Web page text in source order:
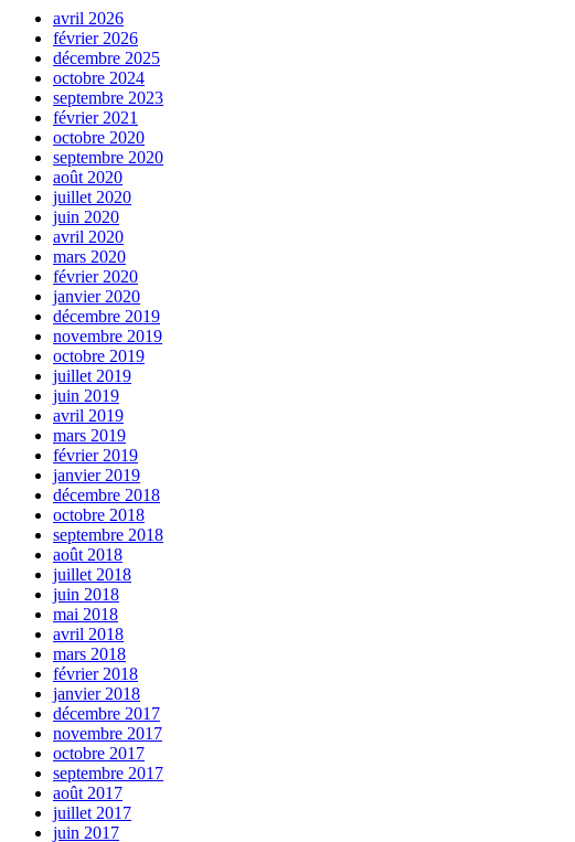
avril 2026
février 2026
décembre 2025
octobre 2024
septembre 2023
février 2021
octobre 2020
septembre 2020
août 2020
juillet 2020
juin 2020
avril 2020
mars 2020
février 2020
janvier 2020
décembre 2019
novembre 2019
octobre 2019
juillet 2019
juin 2019
avril 2019
mars 2019
février 2019
janvier 2019
décembre 2018
octobre 2018
septembre 2018
août 2018
juillet 2018
juin 2018
mai 2018
avril 2018
mars 2018
février 2018
janvier 2018
décembre 2017
novembre 2017
octobre 2017
septembre 2017
août 2017
juillet 2017
juin 2017